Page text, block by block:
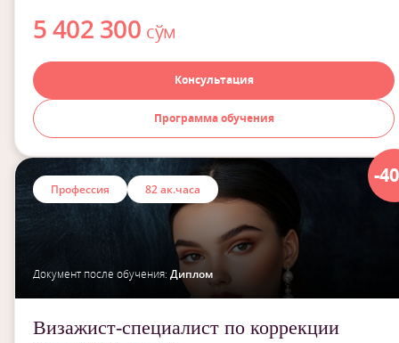
5 402 300 сўм
Консультация
Программа обучения
-
Профессия 82 ак.часа
Документ после обучения: Диплом
Визажист-специалист по коррекции